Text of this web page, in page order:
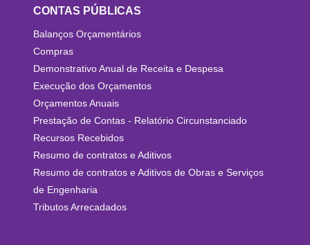
CONTAS PÚBLICAS
Balanços Orçamentários
Compras
Demonstrativo Anual de Receita e Despesa
Execução dos Orçamentos
Orçamentos Anuais
Prestação de Contas - Relatório Circunstanciado
Recursos Recebidos
Resumo de contratos e Aditivos
Resumo de contratos e Aditivos de Obras e Serviços
de Engenharia
Tributos Arrecadados